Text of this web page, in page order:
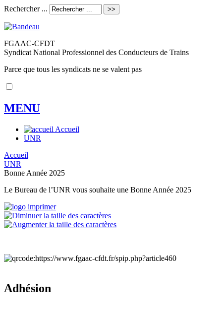
Rechercher ...
FGAAC-CFDT
Syndicat National Professionnel des Conducteurs de Trains
Parce que tous les syndicats ne se valent pas
MENU
Accueil
UNR
Accueil
UNR
Bonne Année 2025
Le Bureau de l’UNR vous souhaite une Bonne Année 2025
Adhésion